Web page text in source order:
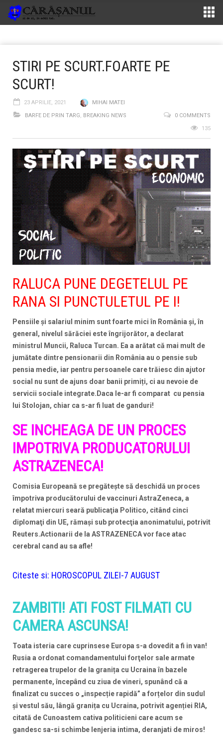
STIRI PE SCURT.FOARTE PE
SCURT!
23 APRILIE, 2021
MIHAI MATEI
BARFE DE PRIN TARG, BREAKING NEWS
0 COMMENTS
135
RALUCA PUNE DEGETELUL PE
RANA SI PUNCTULETUL PE I!
Pensiile şi salariul minim sunt foarte mici în România şi, în
general, nivelul sărăciei este îngrijorător, a declarat
ministrul Muncii, Raluca Turcan. Ea a arătat că mai mult de
jumătate dintre pensionarii din România au o pensie sub
pensia medie, iar pentru persoanele care trăiesc din ajutor
social nu sunt de ajuns doar banii primiți, ci au nevoie de
servicii sociale integrate.Daca le-ar fi comparat cu pensia
lui Stolojan, chiar ca s-ar fi luat de ganduri!
SE INCHEAGA DE UN PROCES
IMPOTRIVA PRODUCATORULUI
ASTRAZENECA!
Comisia Europeană se pregăteşte să deschidă un proces
împotriva producătorului de vaccinuri AstraZeneca, a
relatat miercuri seară publicaţia Politico, citând cinci
diplomaţi din UE, rămaşi sub protecţia anonimatului, potrivit
Reuters.Actionarii de la ASTRAZENECA vor face atac
cerebral cand au sa afle!
Citeste si: HOROSCOPUL ZILEI-7 AUGUST
ZAMBITI! ATI FOST FILMATI CU
CAMERA ASCUNSA!
Toata isteria care cuprinsese Europa s-a dovedit a fi in van!
Rusia a ordonat comandamentului forţelor sale armate
retragerea trupelor de la granița cu Ucraina în bazele
permanente, începând cu ziua de vineri, spunând că a
finalizat cu succes o „inspecție rapidă” a forțelor din sudul
și vestul său, lângă granița cu Ucraina, potrivit agenției RIA,
citată de Cunoastem cativa politicieni care acum se
gandesc sa-si schimbe lenjeria intima, deranjati de miros!